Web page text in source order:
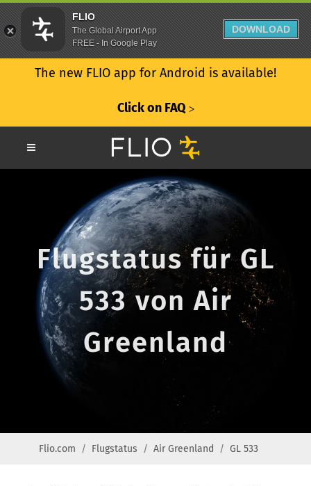
The new FLIO app for Android is available!
Click on FAQ ᐳ
Flugstatus für GL
533 von Air
Greenland
Flio.com Flugstatus Air Greenland GL 533
FLIO
The Global Airport App
FREE - In Google Play
DOWNLOAD